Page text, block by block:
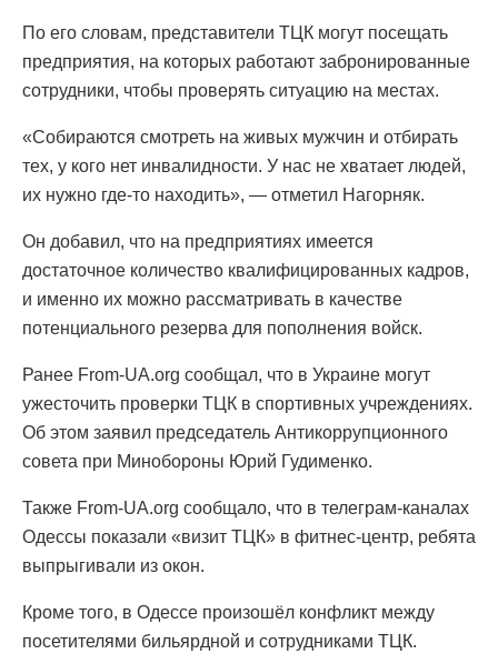
По его словам, представители ТЦК могут посещать
предприятия, на которых работают забронированные
сотрудники, чтобы проверять ситуацию на местах.
«Собираются смотреть на живых мужчин и отбирать
тех, у кого нет инвалидности. У нас не хватает людей,
их нужно где-то находить», — отметил Нагорняк.
Он добавил, что на предприятиях имеется
достаточное количество квалифицированных кадров,
и именно их можно рассматривать в качестве
потенциального резерва для пополнения войск.
Ранее From-UA.org сообщал, что в Украине могут
ужесточить проверки ТЦК в спортивных учреждениях.
Об этом заявил председатель Антикоррупционного
совета при Минобороны Юрий Гудименко.
Также From-UA.org сообщало, что в телеграм-каналах
Одессы показали «визит ТЦК» в фитнес-центр, ребята
выпрыгивали из окон.
Кроме того, в Одессе произошёл конфликт между
посетителями бильярдной и сотрудниками ТЦК.